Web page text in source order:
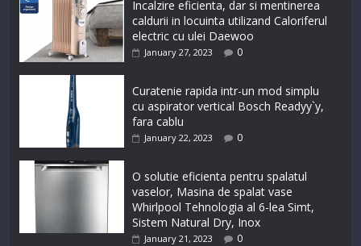
Incalzire eficienta, dar si mentinerea
caldurii in locuinta utilizand Caloriferul
electric cu ulei Daewoo
January 27, 2023 0
Curatenie rapida intr-un mod simplu
cu aspirator vertical Bosch Readyy`y,
fara cablu
January 22, 2023 0
O solutie eficienta pentru spalatul
vaselor, Masina de spalat vase
Whirlpool Tehnologia al 6-lea Simt,
Sistem Natural Dry, Inox
January 21, 2023 0